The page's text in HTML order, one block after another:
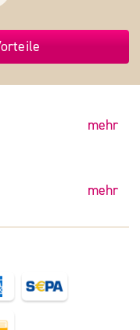
mehr
mehr